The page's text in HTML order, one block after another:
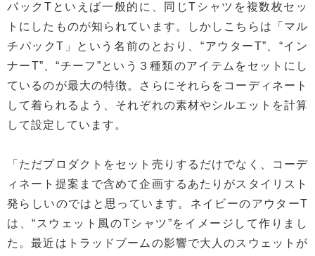
パックTといえば一般的に、同じTシャツを複数枚セッ
トにしたものが知られています。しかしこちらは「マル
チパックT」という名前のとおり、“アウターT”、“イン
ナーT”、“チーフ”という３種類のアイテムをセットにし
ているのが最大の特徴。さらにそれらをコーディネート
して着られるよう、それぞれの素材やシルエットを計算
して設定しています。
「ただプロダクトをセット売りするだけでなく、コーデ
ィネート提案まで含めて企画するあたりがスタイリスト
発らしいのではと思っています。ネイビーのアウターT
は、“スウェット風のTシャツ”をイメージして作りまし
た。最近はトラッドブームの影響で大人のスウェットが